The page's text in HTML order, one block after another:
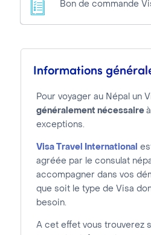
Bon de commande
Informations
Pour voyager au Népal un
généralement nécessaire
exceptions.
Visa Travel International
agréée par le consulat
accompagner dans vos
que soit le type de Visa
besoin.
A cet effet vous trouverez